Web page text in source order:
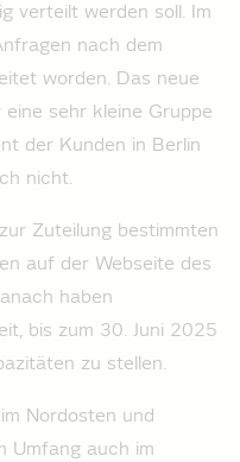
verteilt werden soll. Im
nach dem
worden. Das neue
sehr kleine Gruppe
der Kunden in Berlin
nicht.
Zuteilung bestimmten
auf der Webseite des
haben
bis zum 30. Juni 2025
zu stellen.
Nordosten und
Umfang auch im